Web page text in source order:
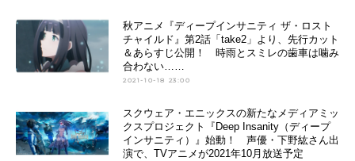
秋アニメ『ディープインサニティ ザ・ロスト
チャイルド』第2話「take2」より、先行カット
＆あらすじ公開！ 時雨とスミレの歯車は噛み
合わない……
2021-10-18 23:00
スクウェア・エニックスの新たなメディアミッ
クスプロジェクト『Deep Insanity（ディープ
インサニティ）』始動！ 声優・下野紘さん出
演で、TVアニメが2021年10月放送予定